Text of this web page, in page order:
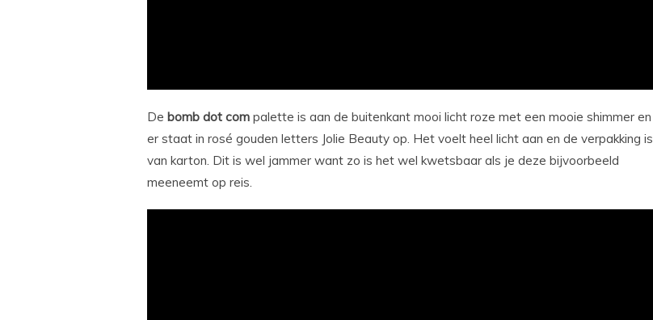
De bomb dot com palette is aan de buitenkant mooi licht roze met een mooie shimmer en
er staat in rosé gouden letters Jolie Beauty op. Het voelt heel licht aan en de verpakking is
van karton. Dit is wel jammer want zo is het wel kwetsbaar als je deze bijvoorbeeld
meeneemt op reis.